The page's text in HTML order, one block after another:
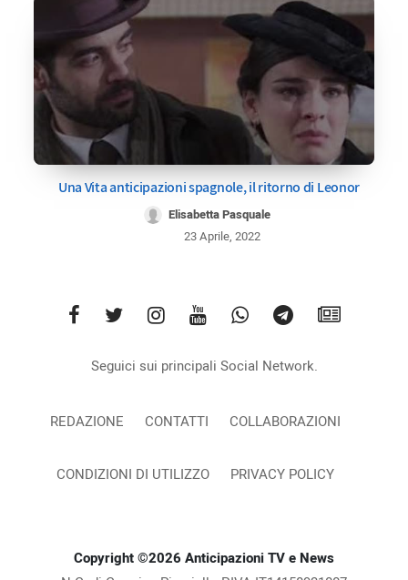
Una Vita anticipazioni spagnole, il ritorno di Leonor
Elisabetta Pasquale
23 Aprile, 2022
Seguici sui principali Social Network.
REDAZIONE CONTATTI COLLABORAZIONI
CONDIZIONI DI UTILIZZO PRIVACY POLICY
Copyright ©2026 Anticipazioni TV e News